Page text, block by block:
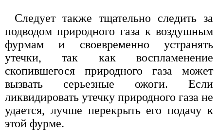
Следует также тщательно следить за
подводом природного газа к воздушным
фурмам и своевременно устранять
утечки, так как воспламенение
скопившегося природного газа может
вызвать серьезные ожоги. Если
ликвидировать утечку природного газа не
удается, лучше перекрыть его подачу к
этой фурме.